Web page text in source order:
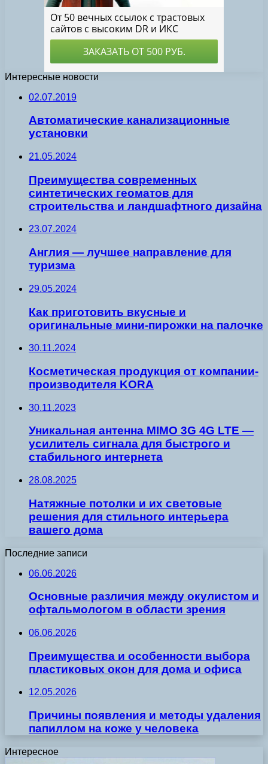
Интересные новости
02.07.2019
Автоматические канализационные
установки
21.05.2024
Преимущества современных
синтетических геоматов для
строительства и ландшафтного дизайна
23.07.2024
Англия — лучшее направление для
туризма
29.05.2024
Как приготовить вкусные и
оригинальные мини-пирожки на палочке
30.11.2024
Косметическая продукция от компании-
производителя KORA
30.11.2023
Уникальная антенна MIMO 3G 4G LTE —
усилитель сигнала для быстрого и
стабильного интернета
28.08.2025
Натяжные потолки и их световые
решения для стильного интерьера
вашего дома
Последние записи
06.06.2026
Основные различия между окулистом и
офтальмологом в области зрения
06.06.2026
Преимущества и особенности выбора
пластиковых окон для дома и офиса
12.05.2026
Причины появления и методы удаления
папиллом на коже у человека
Интересное